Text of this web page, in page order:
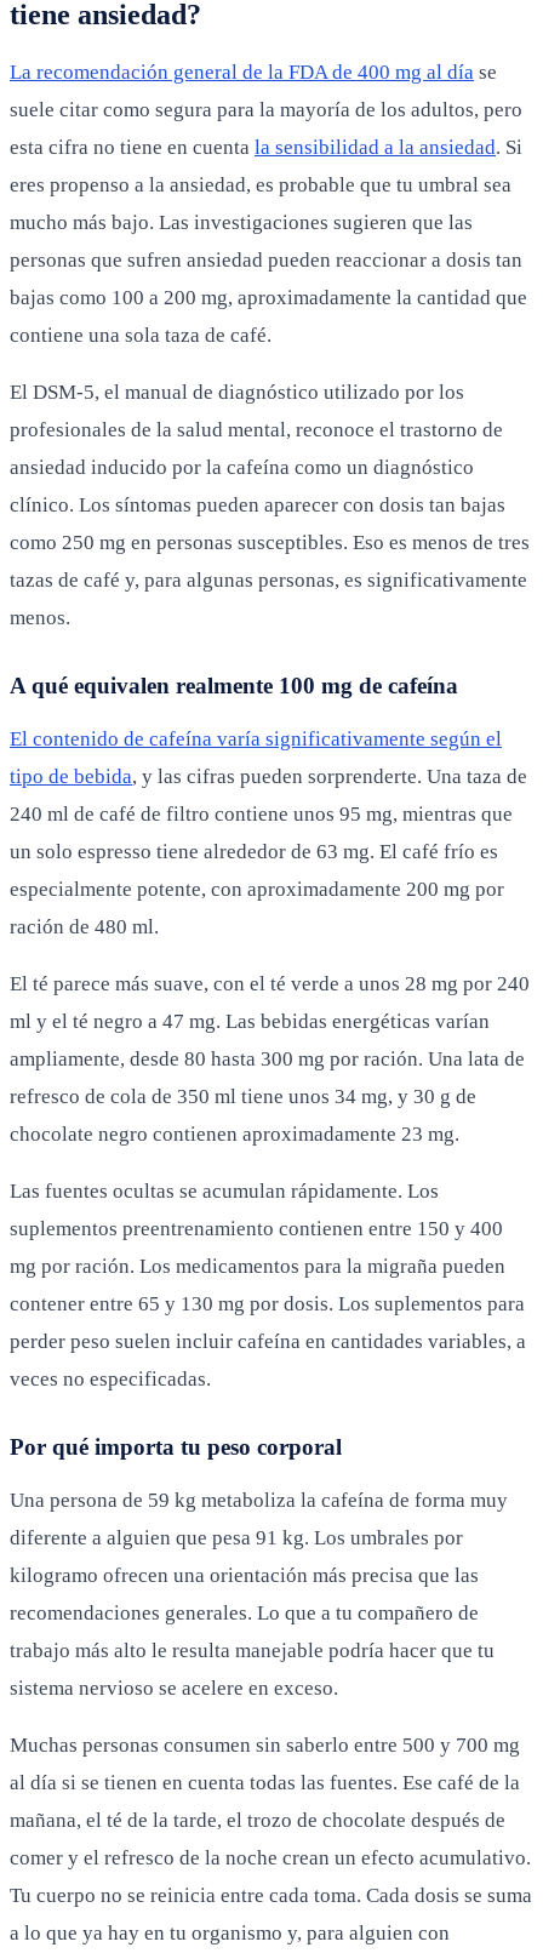
tiene ansiedad?
La recomendación general de la FDA de 400 mg al día se
suele citar como segura para la mayoría de los adultos, pero
esta cifra no tiene en cuenta la sensibilidad a la ansiedad. Si
eres propenso a la ansiedad, es probable que tu umbral sea
mucho más bajo. Las investigaciones sugieren que las
personas que sufren ansiedad pueden reaccionar a dosis tan
bajas como 100 a 200 mg, aproximadamente la cantidad que
contiene una sola taza de café.
El DSM-5, el manual de diagnóstico utilizado por los
profesionales de la salud mental, reconoce el trastorno de
ansiedad inducido por la cafeína como un diagnóstico
clínico. Los síntomas pueden aparecer con dosis tan bajas
como 250 mg en personas susceptibles. Eso es menos de tres
tazas de café y, para algunas personas, es significativamente
menos.
A qué equivalen realmente 100 mg de cafeína
El contenido de cafeína varía significativamente según el
tipo de bebida, y las cifras pueden sorprenderte. Una taza de
240 ml de café de filtro contiene unos 95 mg, mientras que
un solo espresso tiene alrededor de 63 mg. El café frío es
especialmente potente, con aproximadamente 200 mg por
ración de 480 ml.
El té parece más suave, con el té verde a unos 28 mg por 240
ml y el té negro a 47 mg. Las bebidas energéticas varían
ampliamente, desde 80 hasta 300 mg por ración. Una lata de
refresco de cola de 350 ml tiene unos 34 mg, y 30 g de
chocolate negro contienen aproximadamente 23 mg.
Las fuentes ocultas se acumulan rápidamente. Los
suplementos preentrenamiento contienen entre 150 y 400
mg por ración. Los medicamentos para la migraña pueden
contener entre 65 y 130 mg por dosis. Los suplementos para
perder peso suelen incluir cafeína en cantidades variables, a
veces no especificadas.
Por qué importa tu peso corporal
Una persona de 59 kg metaboliza la cafeína de forma muy
diferente a alguien que pesa 91 kg. Los umbrales por
kilogramo ofrecen una orientación más precisa que las
recomendaciones generales. Lo que a tu compañero de
trabajo más alto le resulta manejable podría hacer que tu
sistema nervioso se acelere en exceso.
Muchas personas consumen sin saberlo entre 500 y 700 mg
al día si se tienen en cuenta todas las fuentes. Ese café de la
mañana, el té de la tarde, el trozo de chocolate después de
comer y el refresco de la noche crean un efecto acumulativo.
Tu cuerpo no se reinicia entre cada toma. Cada dosis se suma
a lo que ya hay en tu organismo y, para alguien con